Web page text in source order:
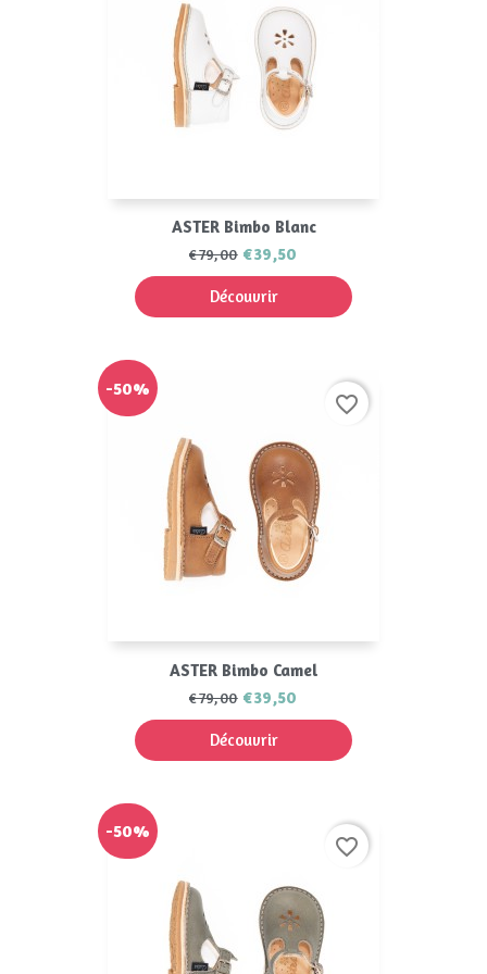
ASTER Bimbo Blanc
€79,00 €39,50
Découvrir
ASTER Bimbo Camel
€79,00 €39,50
Découvrir
-50%
favorite_border
-50%
favorite_border